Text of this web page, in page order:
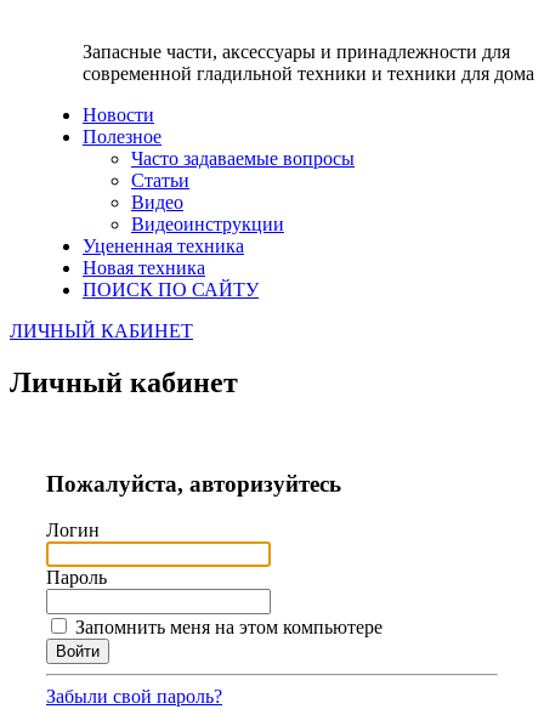
Запасные части, аксессуары и принадлежности для
современной гладильной техники и техники для дома
Новости
Полезное
Часто задаваемые вопросы
Статьи
Видео
Видеоинструкции
Уцененная техника
Новая техника
ПОИСК ПО САЙТУ
ЛИЧНЫЙ КАБИНЕТ
Личный кабинет
Пожалуйста, авторизуйтесь
Логин
Пароль
Запомнить меня на этом компьютере
Забыли свой пароль?